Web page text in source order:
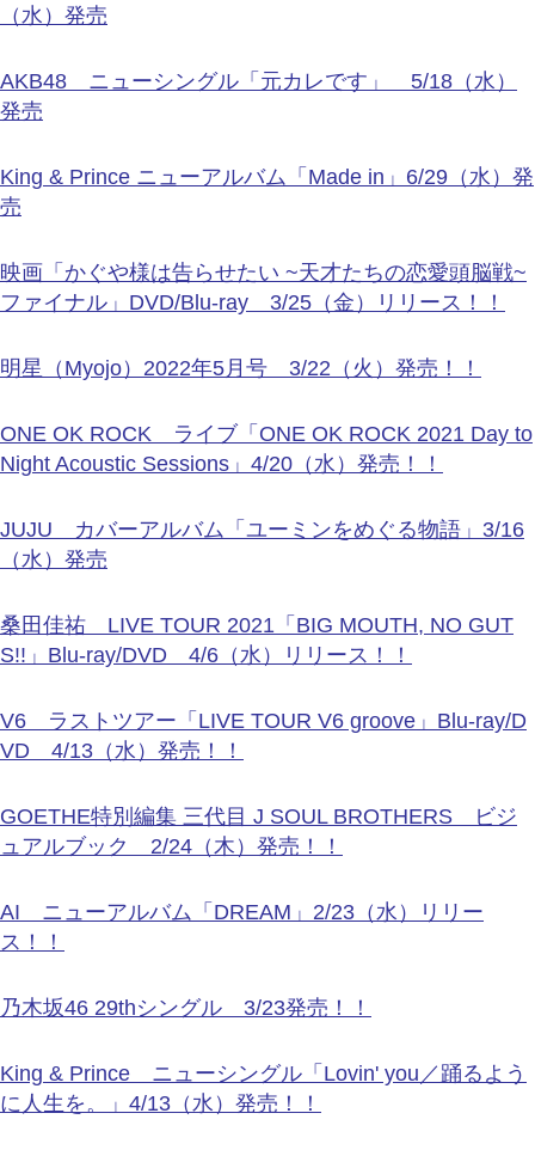
（水）発売
AKB48 ニューシングル「元カレです」 5/18（水）
発売
King & Prince ニューアルバム「Made in」6/29（水）発
売
映画「かぐや様は告らせたい ~天才たちの恋愛頭脳戦~
ファイナル」DVD/Blu-ray 3/25（金）リリース！！
明星（Myojo）2022年5月号 3/22（火）発売！！
ONE OK ROCK ライブ「ONE OK ROCK 2021 Day to
Night Acoustic Sessions」4/20（水）発売！！
JUJU カバーアルバム「ユーミンをめぐる物語」3/16
（水）発売
桑田佳祐 LIVE TOUR 2021「BIG MOUTH, NO GUT
S!!」Blu-ray/DVD 4/6（水）リリース！！
V6 ラストツアー「LIVE TOUR V6 groove」Blu-ray/D
VD 4/13（水）発売！！
GOETHE特別編集 三代目 J SOUL BROTHERS ビジ
ュアルブック 2/24（木）発売！！
AI ニューアルバム「DREAM」2/23（水）リリー
ス！！
乃木坂46 29thシングル 3/23発売！！
King & Prince ニューシングル「Lovin' you／踊るよう
に人生を。」4/13（水）発売！！